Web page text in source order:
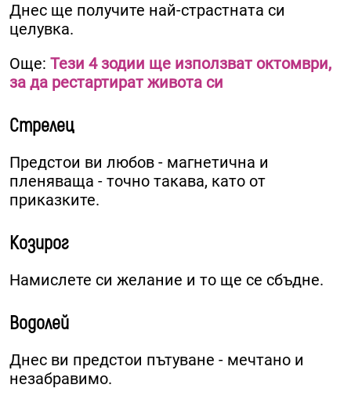
Днес ще получите най-страстната си
целувка.
Още: Тези 4 зодии ще използват октомври,
за да рестартират живота си
Стрелец
Предстои ви любов - магнетична и
пленяваща - точно такава, като от
приказките.
Козирог
Намислете си желание и то ще се сбъдне.
Водолей
Днес ви предстои пътуване - мечтано и
незабравимо.